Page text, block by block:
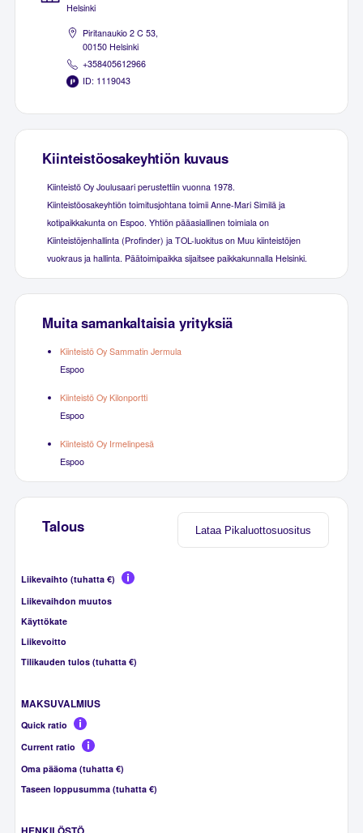
Helsinki
Piritanaukio 2 C 53,
00150 Helsinki
+358405612966
ID: 1119043
Kiinteistöosakeyhtiön kuvaus
Kiinteistö Oy Joulusaari perustettiin vuonna 1978.
Kiinteistöosakeyhtiön toimitusjohtana toimii Anne-Mari Similä ja
kotipaikkakunta on Espoo. Yhtiön pääasiallinen toimiala on
Kiinteistöjenhallinta (Profinder) ja TOL-luokitus on Muu kiinteistöjen
vuokraus ja hallinta. Päätoimipaikka sijaitsee paikkakunnalla Helsinki.
Muita samankaltaisia yrityksiä
Kiinteistö Oy Sammatin Jermula
Espoo
Kiinteistö Oy Kilonportti
Espoo
Kiinteistö Oy Irmelinpesä
Espoo
Lataa Pikaluottosuositus
Talous
Liikevaihto (tuhatta €)
Liikevaihdon muutos
Käyttökate
Liikevoitto
Tilikauden tulos (tuhatta €)
MAKSUVALMIUS
Quick ratio
Current ratio
Oma pääoma (tuhatta €)
Taseen loppusumma (tuhatta €)